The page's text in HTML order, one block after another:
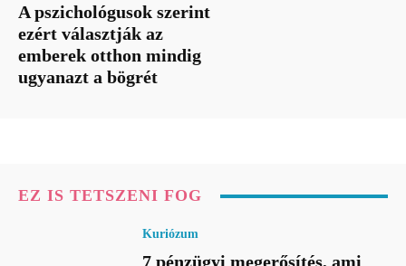
A pszichológusok szerint
ezért választják az
emberek otthon mindig
ugyanazt a bögrét
EZ IS TETSZENI FOG
Kuriózum
7 pénzügyi megerősítés, ami